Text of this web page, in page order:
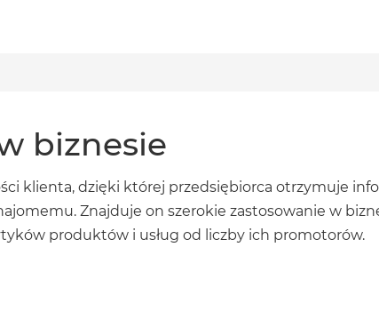
biznesie
klienta, dzięki której przedsiębiorca otrzymuje
Znajduje on szerokie zastosowanie w
produktów i usług od liczby ich promotorów.